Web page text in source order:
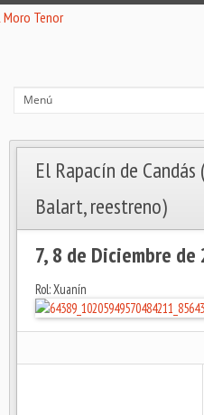
El Rapacín de
Balart, reestreno)
7, 8 de Diciembre de
Rol: Xuanín